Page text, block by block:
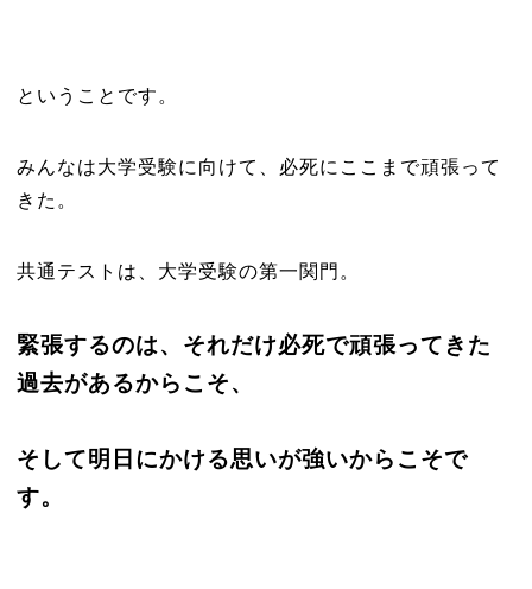
ということです。
みんなは大学受験に向けて、必死にここまで頑張って
きた。
共通テストは、大学受験の第一関門。
緊張するのは、それだけ必死で頑張ってきた
過去があるからこそ、
そして明日にかける思いが強いからこそで
す。